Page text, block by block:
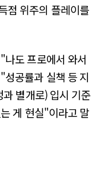
점 위주의 플레이를
나도 프로에서 와서
공률과 실책 등 지
별개로) 입시 기준
게 현실"이라고 말